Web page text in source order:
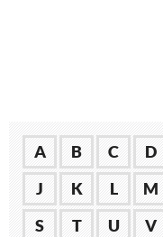
A B C D
J
K L M
S
T U V